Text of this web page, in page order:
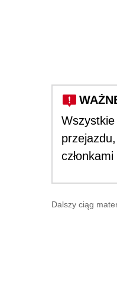
Dalszy ciąg